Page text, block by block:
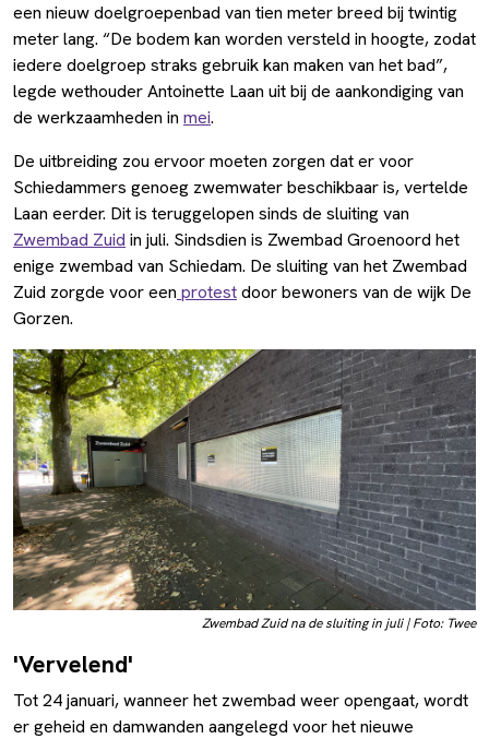
een nieuw doelgroepenbad van tien meter breed bij twintig
meter lang. “De bodem kan worden versteld in hoogte, zodat
iedere doelgroep straks gebruik kan maken van het bad”,
legde wethouder Antoinette Laan uit bij de aankondiging van
de werkzaamheden in mei.
De uitbreiding zou ervoor moeten zorgen dat er voor
Schiedammers genoeg zwemwater beschikbaar is, vertelde
Laan eerder. Dit is teruggelopen sinds de sluiting van
Zwembad Zuid in juli. Sindsdien is Zwembad Groenoord het
enige zwembad van Schiedam. De sluiting van het Zwembad
Zuid zorgde voor een protestdoor bewoners van de wijk De
Gorzen.
Zwembad Zuid na de sluiting in juli | Foto: Twee
'Vervelend'
Tot 24 januari, wanneer het zwembad weer opengaat, wordt
er geheid en damwanden aangelegd voor het nieuwe